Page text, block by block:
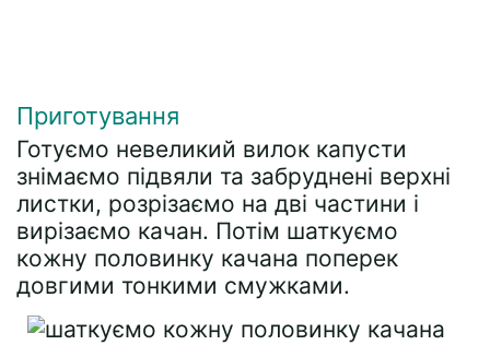
Приготування
Готуємо невеликий вилок капусти
знімаємо підвяли та забруднені верхні
листки, розрізаємо на дві частини і
вирізаємо качан. Потім шаткуємо
кожну половинку качана поперек
довгими тонкими смужками.